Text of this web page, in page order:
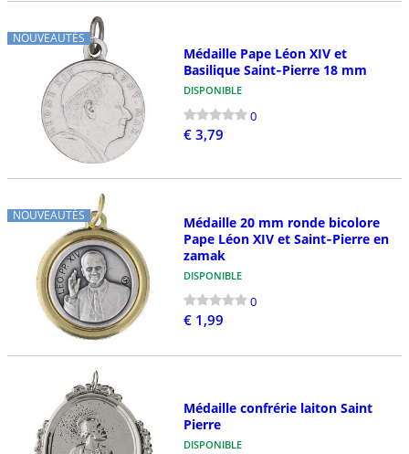
NOUVEAUTÉS
Médaille Pape Léon XIV et
Basilique Saint‑Pierre 18 mm
DISPONIBLE
0
€ 3,79
NOUVEAUTÉS
Médaille 20 mm ronde bicolore
Pape Léon XIV et Saint‑Pierre en
zamak
DISPONIBLE
0
€ 1,99
Médaille confrérie laiton Saint
Pierre
DISPONIBLE